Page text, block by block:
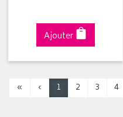
Ajouter
« ‹ 1 2 3 4